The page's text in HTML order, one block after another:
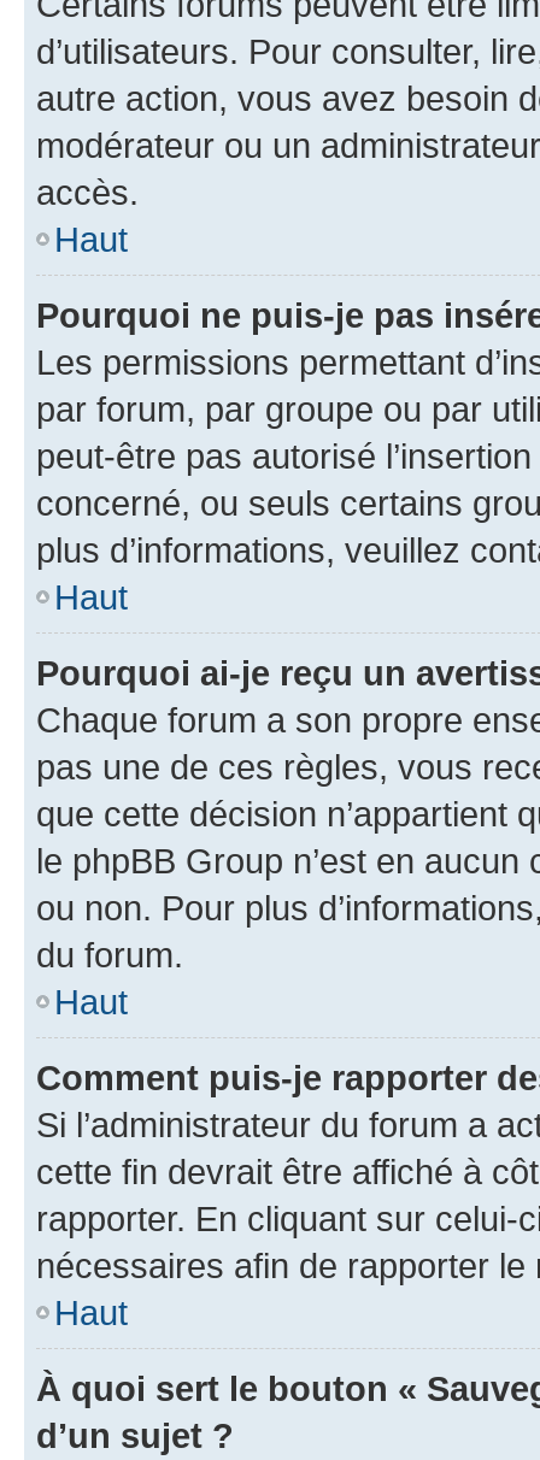
d’utilisateurs. Pour consulter,
autre action, vous avez besoin
modérateur ou un
accès.
Haut
Pourquoi ne puis-je pas
Les permissions permettant
par forum, par groupe ou par
peut-être pas autorisé
concerné, ou seuls certains
plus d’informations, veuillez
Haut
Pourquoi ai-je reçu un
Chaque forum a son propre
pas une de ces règles, vous
que cette décision n’appartient
le phpBB Group n’est en
ou non. Pour plus
du forum.
Haut
Comment puis-je rapporter
Si l’administrateur du forum a
cette fin devrait être affiché à
rapporter. En cliquant sur
nécessaires afin de rapporter le
Haut
À quoi sert le bouton «
d’un sujet ?